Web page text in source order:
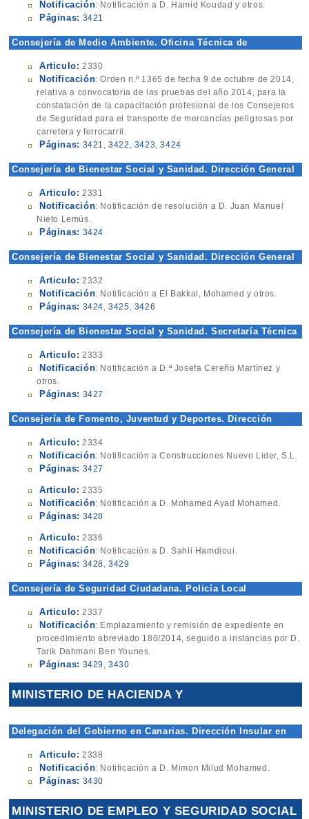
Notificación: Notificación a D. Hamid Koudad y otros.
Páginas: 3421
Consejería de Medio Ambiente. Oficina Técnica de
Articulo: 2330
Notificación: Orden n.º 1365 de fecha 9 de octubre de 2014,
relativa a convocatoria de las pruebas del año 2014, para la
constatación de la capacitación profesional de los Consejeros
de Seguridad para el transporte de mercancías peligrosas por
carretera y ferrocarril.
Páginas: 3421 ,3422 , 3423,3424
Consejería de Bienestar Social y Sanidad. Dirección General
Articulo: 2331
Notificación: Notificación de resolución a D. Juan Manuel
Nieto Lemús.
Páginas: 3424
Consejería de Bienestar Social y Sanidad. Dirección General
Articulo: 2332
Notificación: Notificación a El Bakkal, Mohamed y otros.
Páginas: 3424,3425, 3426
Consejería de Bienestar Social y Sanidad. Secretaría Técnica
Articulo: 2333
Notificación: Notificación a D.ª Josefa Cereño Martínez y
otros.
Páginas: 3427
Consejería de Fomento, Juventud y Deportes. Dirección
Articulo: 2334
Notificación: Notificación a Construcciones Nuevo Lider, S.L.
Páginas: 3427
Articulo: 2335
Notificación: Notificación a D. Mohamed Ayad Mohamed.
Páginas: 3428
Articulo: 2336
Notificación: Notificación a D. Sahli Hamdioui.
Páginas: 3428,3429
Consejería de Seguridad Ciudadana. Policía Local
Articulo: 2337
Notificación: Emplazamiento y remisión de expediente en
procedimiento abreviado 180/2014, seguido a instancias por D.
Tarik Dahmani Ben Younes.
Páginas: 3429 ,3430
MINISTERIO DE HACIENDA Y
Delegación del Gobierno en Canarias. Dirección Insular en
Articulo: 2338
Notificación: Notificación a D. Mimon Milud Mohamed.
Páginas: 3430
MINISTERIO DE EMPLEO Y SEGURIDAD SOCIAL